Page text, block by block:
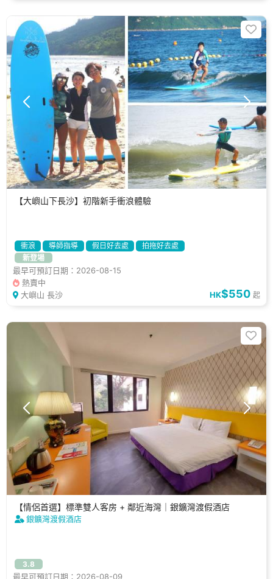
【大嶼山下長沙】初階新手衝浪體驗
衝浪 導師指導 假日好去處
拍拖好去處
新登場
最早可預訂日期：2026-08-15
熱賣中
大嶼山 長沙
HK$550 起
【情侶首選】標準雙人客房 + 鄰近海灣｜銀鑛灣渡假酒店
銀鑛灣渡假酒店
3.8
最早可預訂日期：2026-08-09